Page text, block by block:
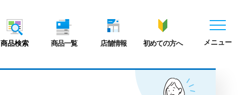
商品検索 商品一覧 店舗情報 初めての方へ メニュー